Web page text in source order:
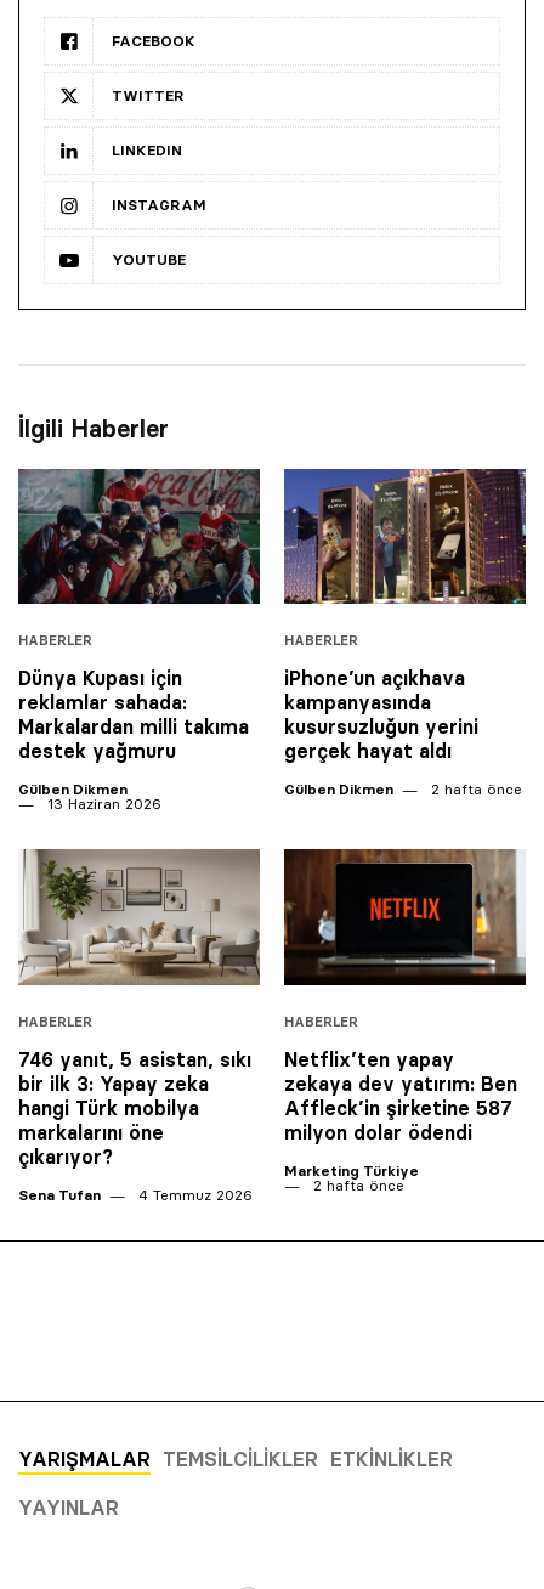
FACEBOOK
TWITTER
LINKEDIN
INSTAGRAM
YOUTUBE
İlgili Haberler
HABERLER
Dünya Kupası için
reklamlar sahada:
Markalardan milli takıma
destek yağmuru
Gülben Dikmen
13 Haziran 2026
HABERLER
iPhone’un açıkhava
kampanyasında
kusursuzluğun yerini
gerçek hayat aldı
Gülben Dikmen 2 hafta önce
HABERLER
746 yanıt, 5 asistan, sıkı
bir ilk 3: Yapay zeka
hangi Türk mobilya
markalarını öne
çıkarıyor?
Sena Tufan 4 Temmuz 2026
HABERLER
Netflix’ten yapay
zekaya dev yatırım: Ben
Affleck’in şirketine 587
milyon dolar ödendi
Marketing Türkiye
2 hafta önce
YARIŞMALAR TEMSILCILIKLER ETKINLIKLER
YAYINLAR